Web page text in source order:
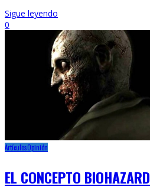
Sigue leyendo
0
ArtículosOpinión
EL CONCEPTO BIOHAZARD